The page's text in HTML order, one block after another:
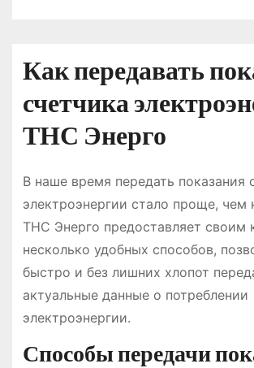
Как передавать
счетчика
ТНС Энерго
В наше время передать показания
электроэнергии стало проще, чем
ТНС Энерго предоставляет своим
несколько удобных способов,
быстро и без лишних хлопот
актуальные данные о потреблении
электроэнергии.
Способы передачи